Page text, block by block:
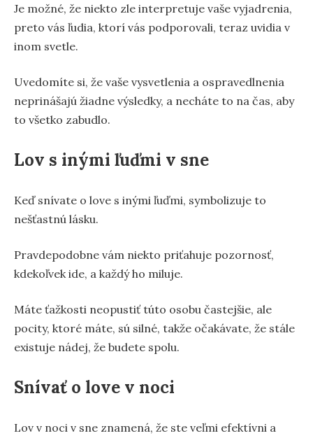
Je možné, že niekto zle interpretuje vaše vyjadrenia,
preto vás ľudia, ktorí vás podporovali, teraz uvidia v
inom svetle.
Uvedomíte si, že vaše vysvetlenia a ospravedlnenia
neprinášajú žiadne výsledky, a necháte to na čas, aby
to všetko zabudlo.
Lov s inými ľuďmi v sne
Keď snívate o love s inými ľuďmi, symbolizuje to
nešťastnú lásku.
Pravdepodobne vám niekto priťahuje pozornosť,
kdekoľvek ide, a každý ho miluje.
Máte ťažkosti neopustiť túto osobu častejšie, ale
pocity, ktoré máte, sú silné, takže očakávate, že stále
existuje nádej, že budete spolu.
Snívať o love v noci
Lov v noci v sne znamená, že ste veľmi efektívni a